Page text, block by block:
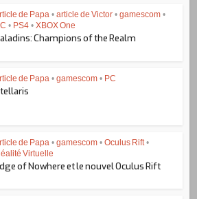
de Papa • article de Victor • gamescom •
• PS4 • XBOX One
Champions of the Realm
de Papa • gamescom • PC
de Papa • gamescom • Oculus Rift •
Virtuelle
of Nowhere et le nouvel Oculus Rift